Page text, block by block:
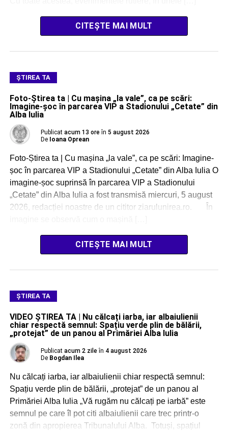
CITEȘTE MAI MULT
ŞTIREA TA
Foto-Știrea ta | Cu mașina „la vale”, ca pe scări:
Imagine-șoc în parcarea VIP a Stadionului „Cetate” din
Alba Iulia
Publicat acum 13 ore în 5 august 2026
De Ioana Oprean
Foto-Știrea ta | Cu mașina „la vale”, ca pe scări: Imagine-
șoc în parcarea VIP a Stadionului „Cetate” din Alba Iulia O
imagine-șoc suprinsă în parcarea VIP a Stadionului
„Cetate” din Alba Iulia a fost transmisă miercuri, 5 august
2026, redacției noastre de un cititor ziarulunirea.ro. În
CITEȘTE MAI MULT
ŞTIREA TA
VIDEO ȘTIREA TA | Nu călcați iarba, iar albaiulienii
chiar respectă semnul: Spațiu verde plin de bălării,
„protejat” de un panou al Primăriei Alba Iulia
Publicat acum 2 zile în 4 august 2026
De Bogdan Ilea
Nu călcați iarba, iar albaiulienii chiar respectă semnul:
Spațiu verde plin de bălării, „protejat” de un panou al
Primăriei Alba Iulia „Vă rugăm nu călcați pe iarbă” este
semnul pe care îl pot citi albaiulienii care trec printr-o
zonă din apropierea Tribunalului Alba. Totuși, spațiul